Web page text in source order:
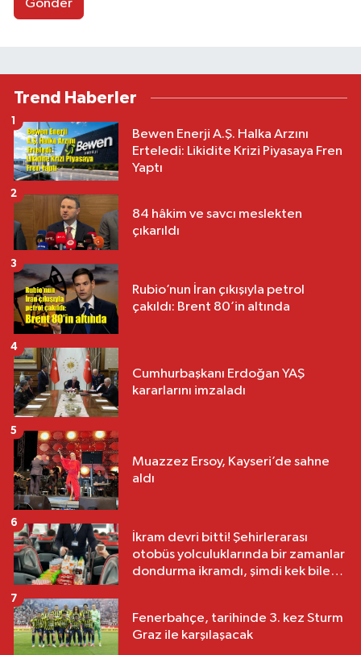
Gönder
Trend Haberler
Bewen Enerji A.Ş. Halka Arzını
Erteledi: Likidite Krizi Piyasaya Fren
Yaptı
1
84 hâkim ve savcı meslekten
çıkarıldı
2
Rubio’nun İran çıkışıyla petrol
çakıldı: Brent 80’in altında
3
Cumhurbaşkanı Erdoğan YAŞ
kararlarını imzaladı
4
Muazzez Ersoy, Kayseri’de sahne
aldı
5
İkram devri bitti! Şehirlerarası
otobüs yolculuklarında bir zamanlar
dondurma ikramdı, şimdi kek bile
6
Fenerbahçe, tarihinde 3. kez Sturm
Graz ile karşılaşacak
7